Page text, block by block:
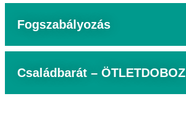
Fogszabályozás
Családbarát – ÖTLETDOBOZ